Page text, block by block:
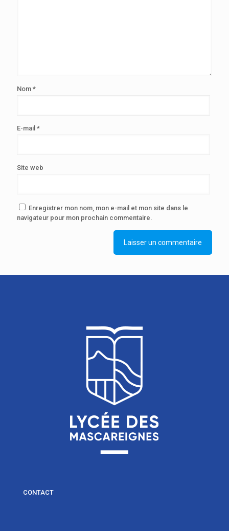
Nom *
E-mail *
Site web
Enregistrer mon nom, mon e-mail et mon site dans le
navigateur pour mon prochain commentaire.
CONTACT